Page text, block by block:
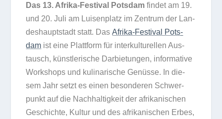
Das 13. Afrika-Fes­ti­val Pots­dam fin­det am 19.
und 20. Juli am Lui­sen­platz im Zen­trum der Lan­
des­haupt­stadt statt. DasAfrika-Fes­ti­val Pots­
dam ist eine Platt­form für inter­kul­tu­rel­len Aus­
tausch, künst­le­ri­sche Dar­bie­tun­gen, infor­ma­tive
Work­shops und kuli­na­ri­sche Genüsse. In die­
sem Jahr setzt es einen beson­de­ren Schwer­
punkt auf die Nach­hal­tig­keit der afri­ka­ni­schen
Geschichte, Kul­tur und des afri­ka­ni­schen Erbes,